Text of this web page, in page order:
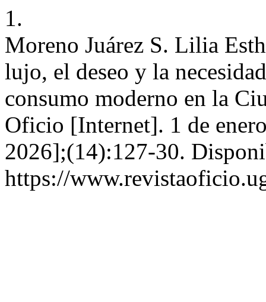
1.
Moreno Juárez S. Lilia
lujo, el deseo y la
consumo moderno en la
Oficio [Internet]. 1 de
2026];(14):127-30.
https://